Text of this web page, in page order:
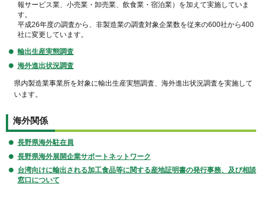
報サービス業、小売業・卸売業、飲食業・宿泊業）を加えて実施していま
す。
平成26年度の調査から、非製造業の調査対象企業数を従来の600社から400
社に変更しています。
輸出生産実態調査
海外進出状況調査
県内製造業事業所を対象に輸出生産実態調査、海外進出状況調査を実施して
います。
海外関係
長野県海外駐在員
長野県海外展開企業サポートネットワーク
台湾向けに輸出される加工食品等に関する産地証明書の発行事務、及び相談
窓口について